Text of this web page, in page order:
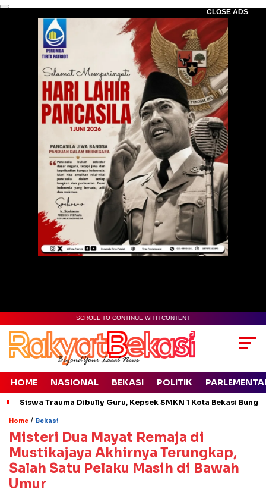
CLOSE ADS
SCROLL TO CONTINUE WITH CONTENT
HOME NASIONAL BEKASI POLITIK
Siswa Trauma Dibully Guru, Kepsek SMKN 1 Kota Bekasi
Home / Bekasi
Misteri Dua Mayat Remaja di
Mustikajaya Akhirnya Terungkap,
Salah Satu Pelaku Masih di Bawah
Umur